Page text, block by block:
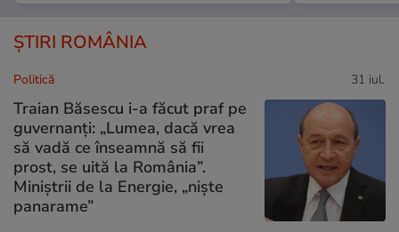
ȘTIRI ROMÂNIA
Politică 31 iul.
Traian Băsescu i-a făcut praf pe
guvernanți: „Lumea, dacă vrea
să vadă ce înseamnă să fii
prost, se uită la România”.
Miniștrii de la Energie, „niște
panarame”